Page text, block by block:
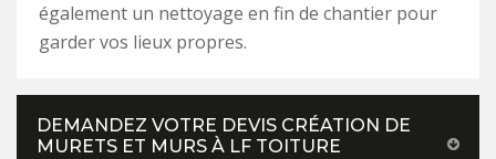
également un nettoyage en fin de chantier pour
garder vos lieux propres.
DEMANDEZ VOTRE DEVIS CRÉATION DE
MURETS ET MURS À LF TOITURE